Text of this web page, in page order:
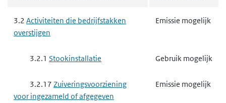
3.2 Activiteiten die bedrijfstakken
overstijgen
Emissie mogelijk
3.2.1 Stookinstallatie Gebruik mogelijk
3.2.17 Zuiveringsvoorziening
voor ingezameld of afgegeven
Emissie mogelijk